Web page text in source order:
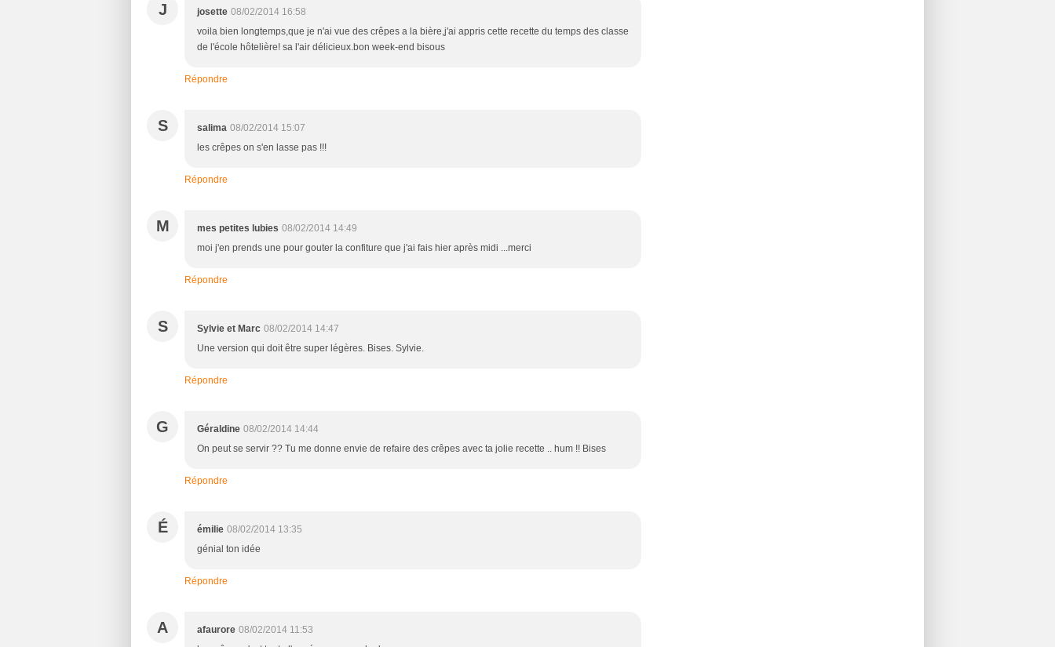
J josette 08/02/2014 16:58
voila bien longtemps,que je n'ai vue des crêpes a la bière,j'ai appris cette recette du temps des classe
de l'école hôtelière! sa l'air délicieux.bon week-end bisous
Répondre
S salima 08/02/2014 15:07
les crêpes on s'en lasse pas !!!
Répondre
M mes petites lubies 08/02/2014 14:49
moi j'en prends une pour gouter la confiture que j'ai fais hier après midi ...merci
Répondre
S Sylvie et Marc 08/02/2014 14:47
Une version qui doit être super légères. Bises. Sylvie.
Répondre
G Géraldine 08/02/2014 14:44
On peut se servir ?? Tu me donne envie de refaire des crêpes avec ta jolie recette .. hum !! Bises
Répondre
É émilie 08/02/2014 13:35
génial ton idée
Répondre
A afaurore 08/02/2014 11:53